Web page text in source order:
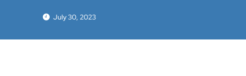
July 30, 2023